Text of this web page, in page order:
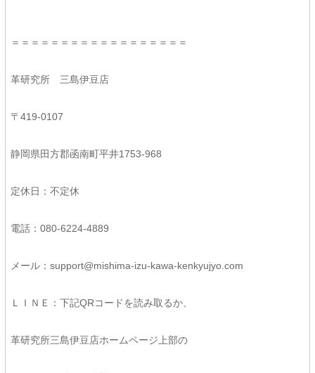
＝＝＝＝＝＝＝＝＝＝＝＝＝＝＝＝＝＝
革研究所 三島伊豆店
〒419-0107
静岡県田方郡函南町平井1753-968
定休日：不定休
電話：080-6224-4889
メール：support@mishima-izu-kawa-kenkyujyo.com
ＬＩＮＥ：下記QRコードを読み取るか、
革研究所三島伊豆店ホームページ上部の